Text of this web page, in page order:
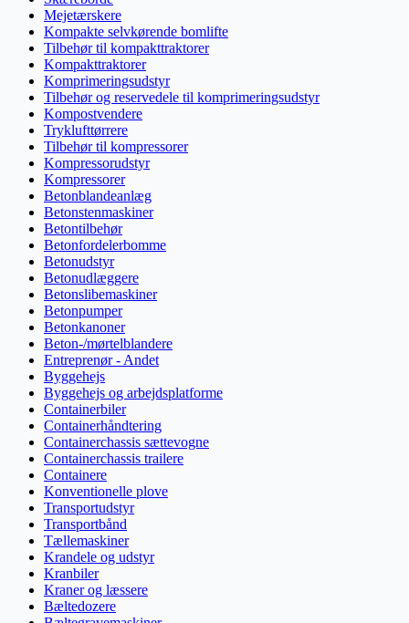
Mejetærskere
Kompakte selvkørende bomlifte
Tilbehør til kompakttraktorer
Kompakttraktorer
Komprimeringsudstyr
Tilbehør og reservedele til komprimeringsudstyr
Kompostvendere
Tryklufttørrere
Tilbehør til kompressorer
Kompressorudstyr
Kompressorer
Betonblandeanlæg
Betonstenmaskiner
Betontilbehør
Betonfordelerbomme
Betonudstyr
Betonudlæggere
Betonslibemaskiner
Betonpumper
Betonkanoner
Beton-/mørtelblandere
Entreprenør - Andet
Byggehejs
Byggehejs og arbejdsplatforme
Containerbiler
Containerhåndtering
Containerchassis sættevogne
Containerchassis trailere
Containere
Konventionelle plove
Transportudstyr
Transportbånd
Tællemaskiner
Krandele og udstyr
Kranbiler
Kraner og læssere
Bæltedozere